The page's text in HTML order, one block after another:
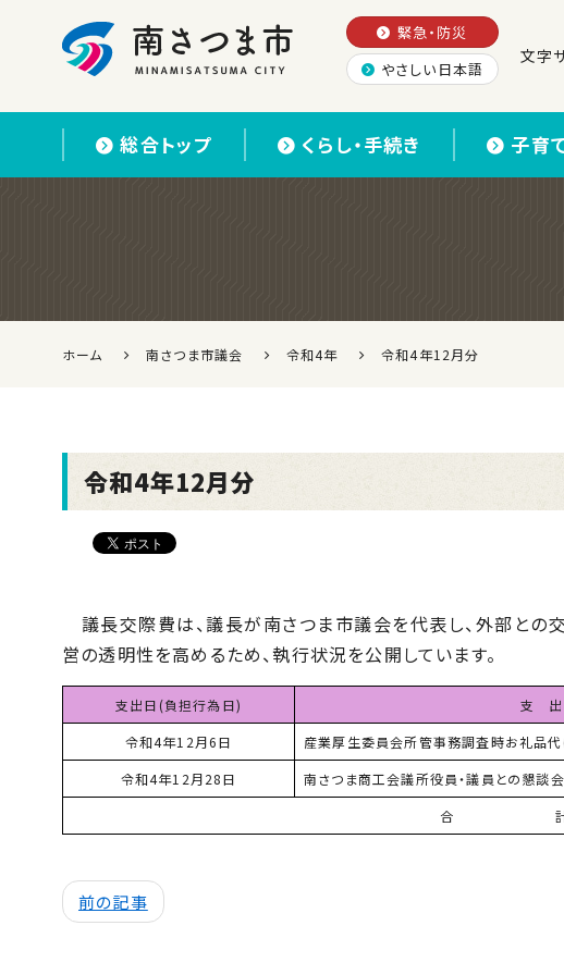
緊急・防災
やさしい日本語
文字
総合トップ くらし・手続き 子育
ホーム 南さつま市議会 令和4年 令和4年12月分
令和4年12月分
議長交際費は、議長が南さつま市議会を代表し、外部との
営の透明性を高めるため、執行状況を公開しています。
支出日(負担行為日) 支
令和4年12月6日
産業厚生委員会所管事務調査時お礼品
令和4年12月28日
南さつま商工会議所役員・議員との懇談
合
前の記事